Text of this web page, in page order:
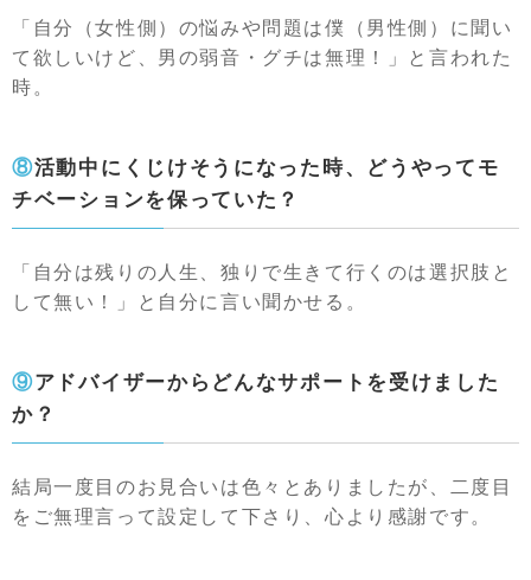
「自分（女性側）の悩みや問題は僕（男性側）に聞い
て欲しいけど、男の弱音・グチは無理！」と言われた
時。
⑧活動中にくじけそうになった時、どうやってモ
チベーションを保っていた？
「自分は残りの人生、独りで生きて行くのは選択肢と
して無い！」と自分に言い聞かせる。
⑨アドバイザーからどんなサポートを受けました
か？
結局一度目のお見合いは色々とありましたが、二度目
をご無理言って設定して下さり、心より感謝です。